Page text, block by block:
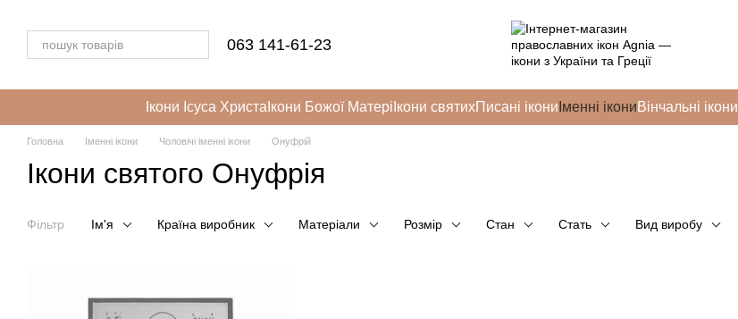
063 141-61-23
Ікони Ісуса Христа Ікони Божої Матері Ікони святихПисані ікони Іменні ікониВінчальні ікони
Головна Іменні ікони Чоловічі іменні ікони Онуфрій
Ікони святого Онуфрія
Фільтр Ім'я Країна виробник Матеріали Розмір Стан Стать Вид виробу